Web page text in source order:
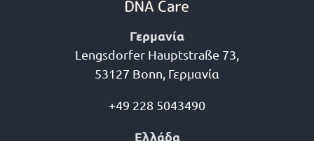
Γερμανία
Lengsdorfer Hauptstraße 73,
53127 Bonn, Γερμανία
+49 228 5043490
Ελλάδα